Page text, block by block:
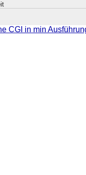
CGI in min